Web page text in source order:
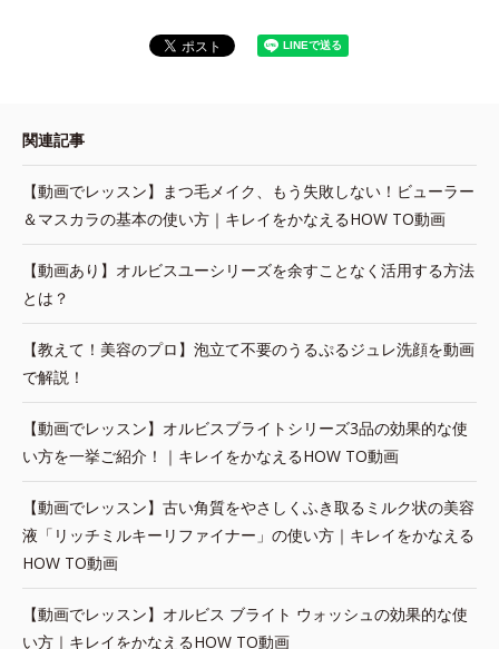
関連記事
【動画でレッスン】まつ毛メイク、もう失敗しない！ビューラー
＆マスカラの基本の使い方｜キレイをかなえるHOW TO動画
【動画あり】オルビスユーシリーズを余すことなく活用する方法
とは？
【教えて！美容のプロ】泡立て不要のうるぷるジュレ洗顔を動画
で解説！
【動画でレッスン】オルビスブライトシリーズ3品の効果的な使
い方を一挙ご紹介！｜キレイをかなえるHOW TO動画
【動画でレッスン】古い角質をやさしくふき取るミルク状の美容
液「リッチミルキーリファイナー」の使い方｜キレイをかなえる
HOW TO動画
【動画でレッスン】オルビス ブライト ウォッシュの効果的な使
い方｜キレイをかなえるHOW TO動画